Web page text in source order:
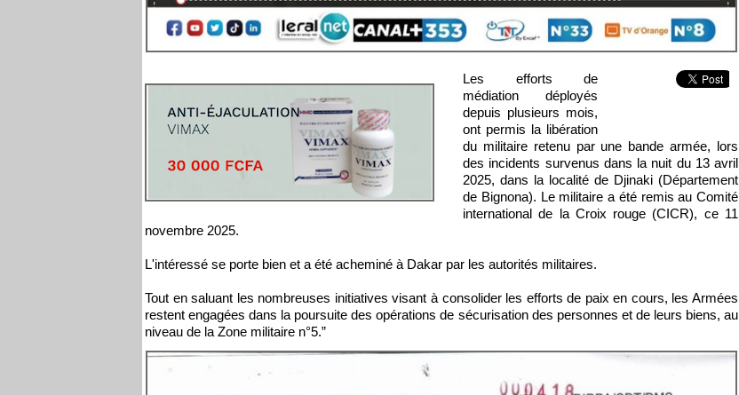
Les efforts de
médiation déployés
depuis plusieurs mois,
ont permis la libération
du militaire retenu par une bande armée, lors
des incidents survenus dans la nuit du 13 avril
2025, dans la localité de Djinaki (Département
de Bignona). Le militaire a été remis au Comité
international de la Croix rouge (CICR), ce 11
novembre 2025.
L'intéressé se porte bien et a été acheminé à Dakar par les autorités militaires.
Tout en saluant les nombreuses initiatives visant à consolider les efforts de paix en cours, les Armées
restent engagées dans la poursuite des opérations de sécurisation des personnes et de leurs biens, au
niveau de la Zone militaire n°5.”